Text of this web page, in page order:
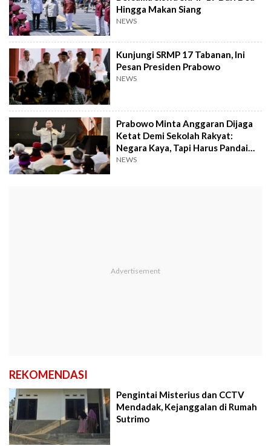
Hingga Makan Siang
NEWS
Kunjungi SRMP 17 Tabanan, Ini
Pesan Presiden Prabowo
NEWS
Prabowo Minta Anggaran Dijaga
Ketat Demi Sekolah Rakyat:
Negara Kaya, Tapi Harus Pandai
Mengelola
NEWS
REKOMENDASI
Pengintai Misterius dan CCTV
Mendadak, Kejanggalan di Rumah
Sutrimo